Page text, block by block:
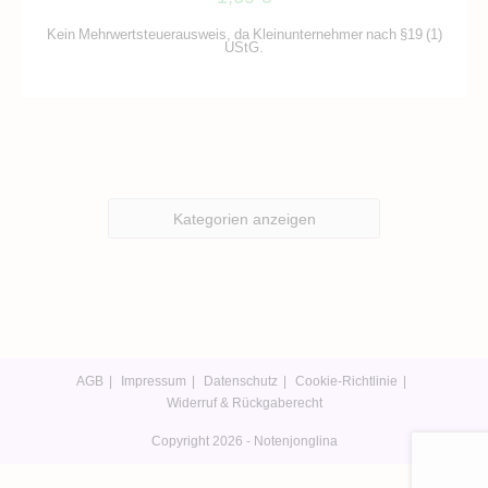
Kein Mehrwertsteuerausweis, da Kleinunternehmer nach §19 (1)
UStG.
Kategorien anzeigen
AGB Impressum Datenschutz
Cookie-Richtlinie
Widerruf & Rückgaberecht
Copyright 2026 - Notenjonglina